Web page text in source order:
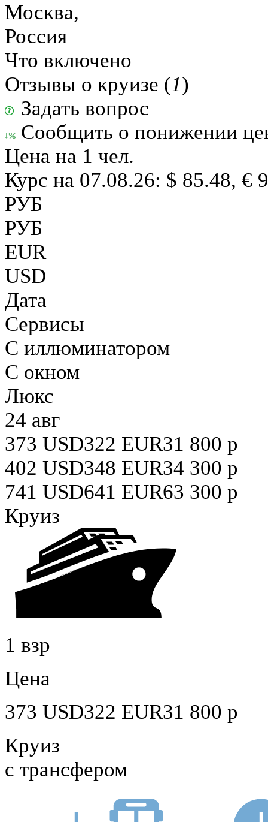
Москва,
Россия
Что включено
Отзывы о круизе (1)
Задать вопрос
Сообщить о понижении
Цена на 1 чел.
Курс на 07.08.26: $ 85.48, €
РУБ
РУБ
EUR
USD
Дата
Сервисы
С иллюминатором
С окном
Люкс
24 авг
373 USD322 EUR31 800 р
402 USD348 EUR34 300 р
741 USD641 EUR63 300 р
Круиз
1 взр
Цена
373 USD322 EUR31 800 р
Круиз
с трансфером